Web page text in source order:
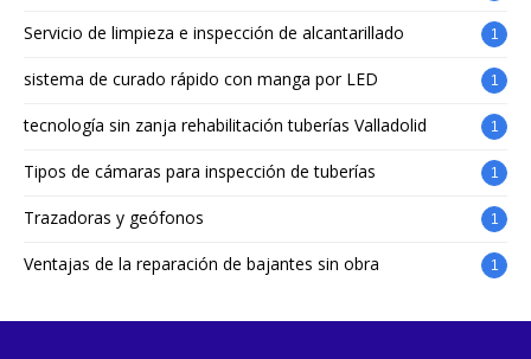
Servicio de limpieza e inspección de alcantarillado 1
sistema de curado rápido con manga por LED 1
tecnología sin zanja rehabilitación tuberías Valladolid 1
Tipos de cámaras para inspección de tuberías 1
Trazadoras y geófonos 1
Ventajas de la reparación de bajantes sin obra 1